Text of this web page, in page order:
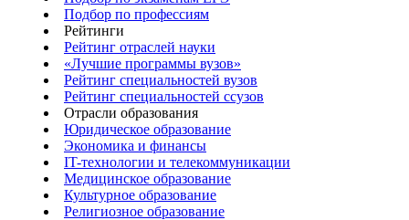
Подбор по профессиям
Рейтинги
Рейтинг отраслей науки
«Лучшие программы вузов»
Рейтинг специальностей вузов
Рейтинг специальностей ссузов
Отрасли образования
Юридическое образование
Экономика и финансы
IT-технологии и телекоммуникации
Медицинское образование
Культурное образование
Религиозное образование